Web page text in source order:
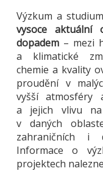
Výzkum a
vysoce aktuální
dopadem– mezi
a klimatické
chemie a kvality
proudění v
vyšší atmosféry
a jejich vlivu na
v daných
zahraničních i
Informace o
projektech